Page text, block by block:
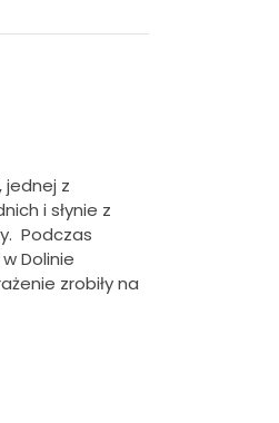
jednej z
i słynie z
Podczas
Dolinie
zrobiły na